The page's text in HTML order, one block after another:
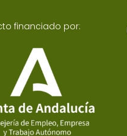
financiado por: